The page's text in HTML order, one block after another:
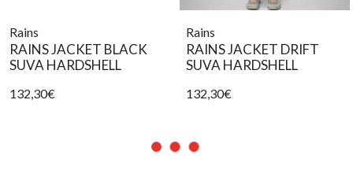
Rains
RAINS JACKET BLACK
SUVA HARDSHELL
132,30€
Rains
RAINS JACKET DRIFT
SUVA HARDSHELL
132,30€